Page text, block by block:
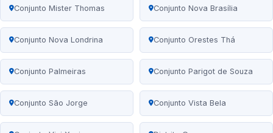
Conjunto Mister Thomas Conjunto Nova Brasília
Conjunto Nova Londrina Conjunto Orestes Thá
Conjunto Palmeiras Conjunto Parigot de Souza
Conjunto São Jorge Conjunto Vista Bela